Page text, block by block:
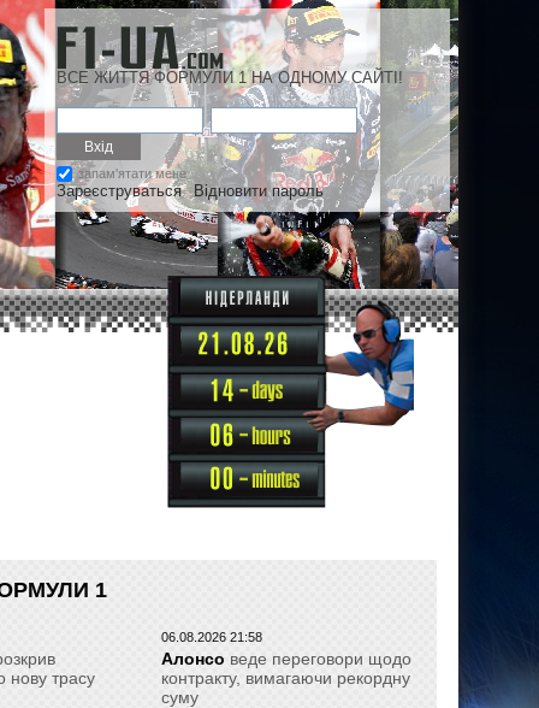
ВСЕ ЖИТТЯ ФОРМУЛИ 1 НА ОДНОМУ САЙТІ!
запам'ятати мене
Зареєструваться Відновити пароль
1
нову трасу
06.08.2026 21:58
Алонсо веде переговори щодо
контракту, вимагаючи рекордну
суму